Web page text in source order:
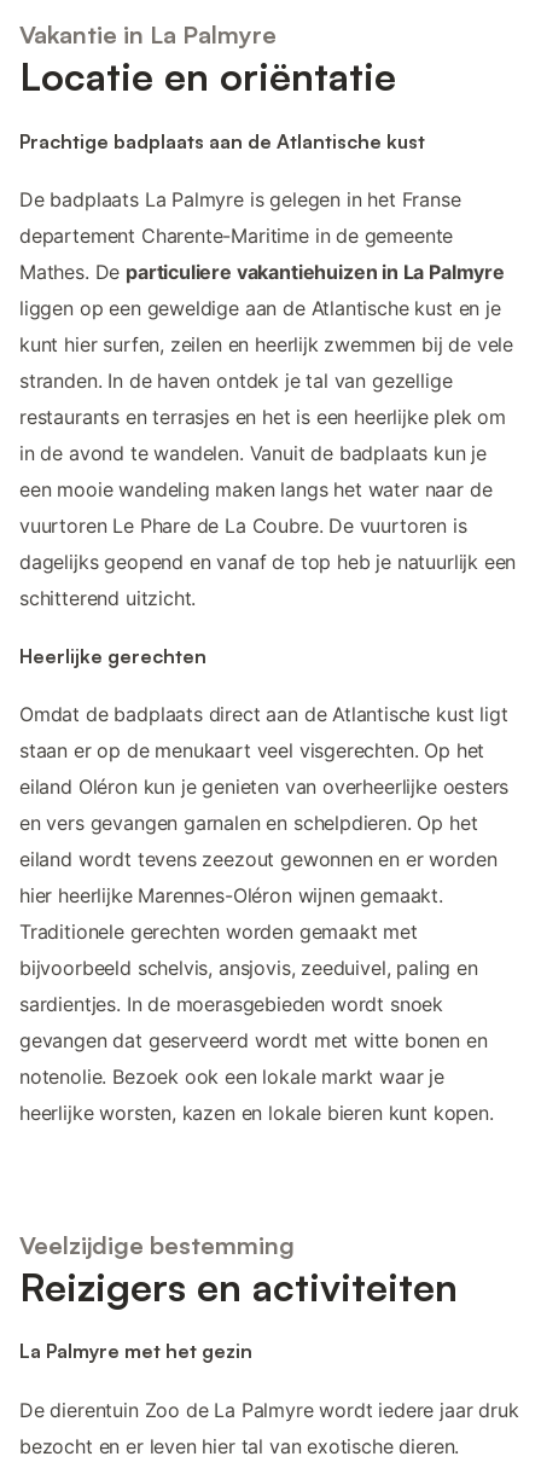
Vakantie in La Palmyre
Locatie en oriëntatie
Prachtige badplaats aan de Atlantische kust
De badplaats La Palmyre is gelegen in het Franse
departement Charente-Maritime in de gemeente
Mathes. De particuliere vakantiehuizen in La Palmyre
liggen op een geweldige aan de Atlantische kust en je
kunt hier surfen, zeilen en heerlijk zwemmen bij de vele
stranden. In de haven ontdek je tal van gezellige
restaurants en terrasjes en het is een heerlijke plek om
in de avond te wandelen. Vanuit de badplaats kun je
een mooie wandeling maken langs het water naar de
vuurtoren Le Phare de La Coubre. De vuurtoren is
dagelijks geopend en vanaf de top heb je natuurlijk een
schitterend uitzicht.
Heerlijke gerechten
Omdat de badplaats direct aan de Atlantische kust ligt
staan er op de menukaart veel visgerechten. Op het
eiland Oléron kun je genieten van overheerlijke oesters
en vers gevangen garnalen en schelpdieren. Op het
eiland wordt tevens zeezout gewonnen en er worden
hier heerlijke Marennes-Oléron wijnen gemaakt.
Traditionele gerechten worden gemaakt met
bijvoorbeeld schelvis, ansjovis, zeeduivel, paling en
sardientjes. In de moerasgebieden wordt snoek
gevangen dat geserveerd wordt met witte bonen en
notenolie. Bezoek ook een lokale markt waar je
heerlijke worsten, kazen en lokale bieren kunt kopen.
Veelzijdige bestemming
Reizigers en activiteiten
La Palmyre met het gezin
De dierentuin Zoo de La Palmyre wordt iedere jaar druk
bezocht en er leven hier tal van exotische dieren.